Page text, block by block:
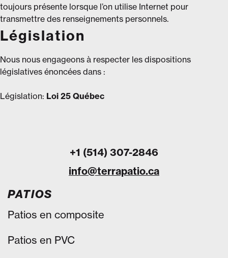
toujours présente lorsque l’on utilise Internet pour
transmettre des renseignements personnels.
Législation
Nous nous engageons à respecter les dispositions
législatives énoncées dans :
Législation: Loi 25 Québec
+1 (514) 307-2846
info@terrapatio.ca
PATIOS
Patios en composite
Patios en PVC